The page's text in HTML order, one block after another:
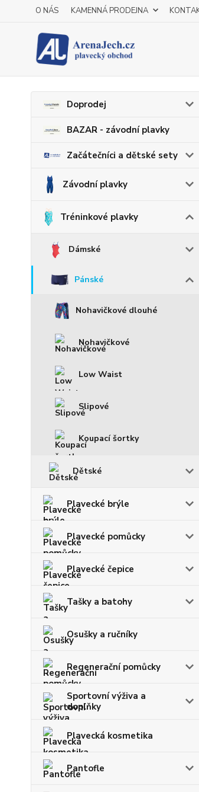
O NÁS KAMENNÁ PRODEJNA
Doprodej
BAZAR - závodní plavky
Začátečníci a dětské sety
Závodní plavky
Tréninkové plavky
Dámské
Pánské
Nohavičkové dlouhé
Nohavičkové
Low Waist
Slipové
Koupací šortky
Dětské
Plavecké brýle
Plavecké pomůcky
Plavecké čepice
Tašky a batohy
Osušky a ručníky
Regenerační pomůcky
Sportovní výživa a
doplňky
Plavecká kosmetika
Pantofle